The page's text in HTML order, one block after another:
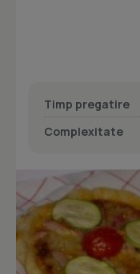
Timp pregatire
Complexitate